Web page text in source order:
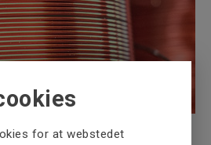
for at webstedet